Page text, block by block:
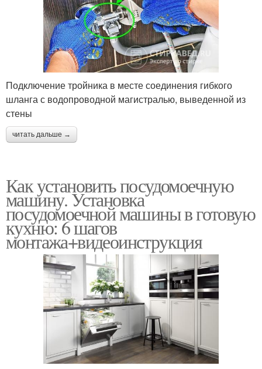
Подключение тройника в месте соединения гибкого
шланга с водопроводной магистралью, выведенной из
стены
читать дальше →
Как установить посудомоечную
машину. Установка
посудомоечной машины в готовую
кухню: 6 шагов
монтажа+видеоинструкция